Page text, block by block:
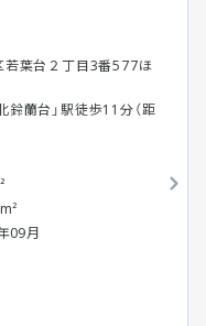
若葉台２丁目3番577ほ
鈴蘭台」駅徒歩11分（距
09月